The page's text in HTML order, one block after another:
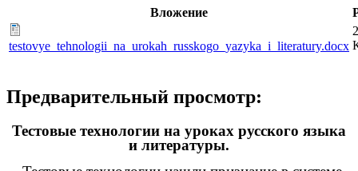
Вложение
testovye_tehnologii_na_urokah_russkogo_yazyka_i_literatury.docx
Предварительный просмотр:
Тестовые технологии на уроках русского языка
и литературы.